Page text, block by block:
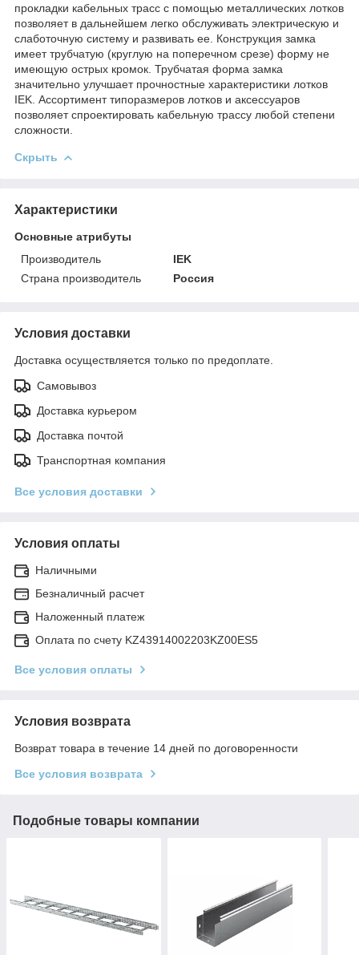
прокладки кабельных трасс с помощью металлических лотков
позволяет в дальнейшем легко обслуживать электрическую и
слаботочную систему и развивать ее. Конструкция замка
имеет трубчатую (круглую на поперечном срезе) форму не
имеющую острых кромок. Трубчатая форма замка
значительно улучшает прочностные характеристики лотков
IEK. Ассортимент типоразмеров лотков и аксессуаров
позволяет спроектировать кабельную трассу любой степени
сложности.
Скрыть
Характеристики
Основные атрибуты
Производитель
IEK
Страна производитель
Россия
Условия доставки
Доставка осуществляется только по предоплате.
Самовывоз
Доставка курьером
Доставка почтой
Транспортная компания
Все условия доставки
Условия оплаты
Наличными
Безналичный расчет
Наложенный платеж
Оплата по счету KZ43914002203KZ00ES5
Все условия оплаты
Условия возврата
Возврат товара в течение 14 дней по договоренности
Все условия возврата
Подобные товары компании